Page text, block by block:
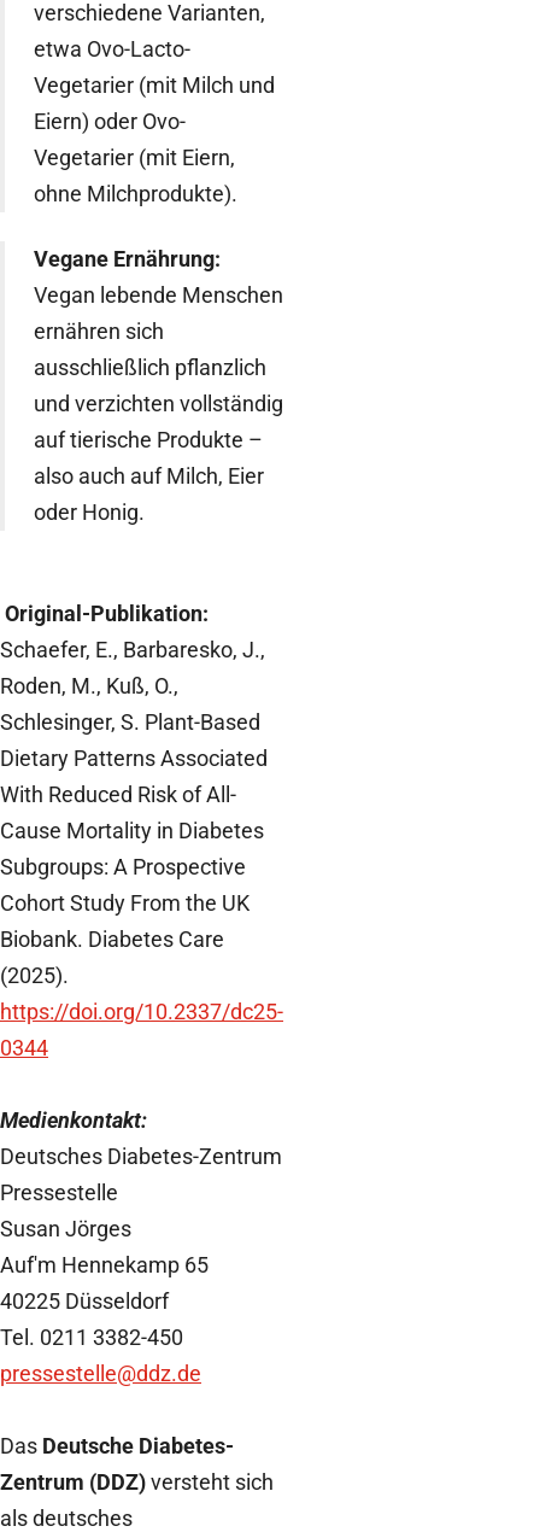
verschiedene Varianten,
etwa Ovo-Lacto-
Vegetarier (mit Milch und
Eiern) oder Ovo-
Vegetarier (mit Eiern,
ohne Milchprodukte).
Vegane Ernährung:
Vegan lebende Menschen
ernähren sich
ausschließlich pflanzlich
und verzichten vollständig
auf tierische Produkte –
also auch auf Milch, Eier
oder Honig.
Original-Publikation:
Schaefer, E., Barbaresko, J.,
Roden, M., Kuß, O.,
Schlesinger, S. Plant-Based
Dietary Patterns Associated
With Reduced Risk of All-
Cause Mortality in Diabetes
Subgroups: A Prospective
Cohort Study From the UK
Biobank. Diabetes Care
(2025).
https://doi.org/10.2337/dc25-
0344
Medienkontakt:
Deutsches Diabetes-Zentrum
Pressestelle
Susan Jörges
Auf'm Hennekamp 65
40225 Düsseldorf
Tel. 0211 3382-450
pressestelle@ddz.de
Das Deutsche Diabetes-
Zentrum (DDZ)versteht sich
als deutsches